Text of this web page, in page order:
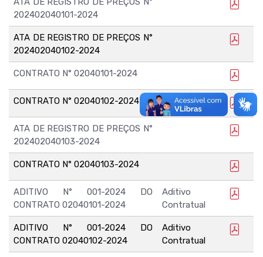
202402040101-2024
ATA DE REGISTRO DE PREÇOS N°
202402040102-2024
CONTRATO N° 02040101-2024
CONTRATO N° 02040102-2024
ATA DE REGISTRO DE PREÇOS N°
202402040103-2024
CONTRATO N° 02040103-2024
ADITIVO N° 001-2024 DO
CONTRATO 02040101-2024
Aditivo
Contratual
ADITIVO N° 001-2024 DO
CONTRATO 02040102-2024
Aditivo
Contratual